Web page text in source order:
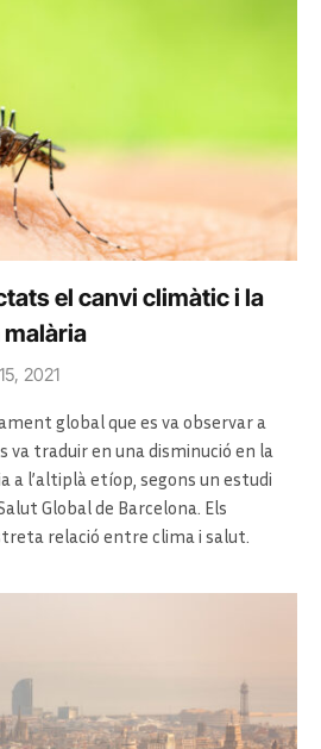
el canvi climàtic i la
2021
global que es va observar a
va traduir en una disminució en la
a l’altiplà etíop, segons un estudi
Global de Barcelona. Els
relació entre clima i salut.